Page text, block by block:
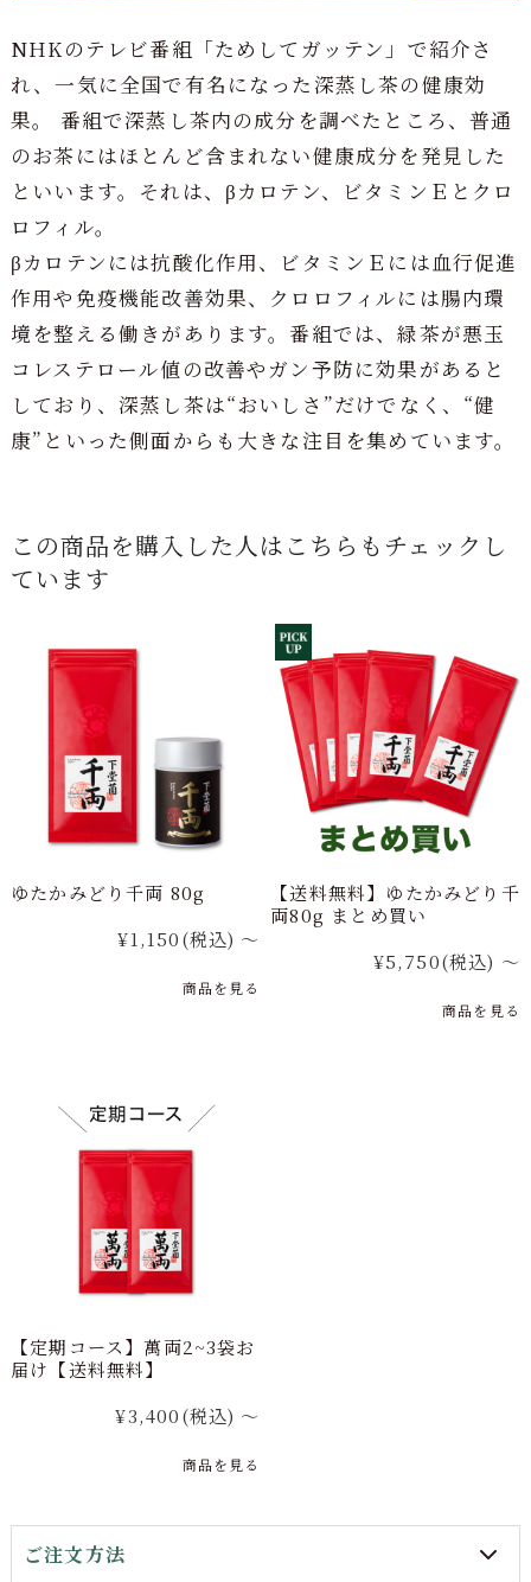
NHKのテレビ番組「ためしてガッテン」で紹介さ
れ、一気に全国で有名になった深蒸し茶の健康効
果。 番組で深蒸し茶内の成分を調べたところ、普通
のお茶にはほとんど含まれない健康成分を発見した
といいます。それは、βカロテン、ビタミンＥとクロ
ロフィル。
βカロテンには抗酸化作用、ビタミンＥには血行促進
作用や免疫機能改善効果、クロロフィルには腸内環
境を整える働きがあります。番組では、緑茶が悪玉
コレステロール値の改善やガン予防に効果があると
しており、深蒸し茶は“おいしさ”だけでなく、“健
康”といった側面からも大きな注目を集めています。
この商品を購入した人はこちらもチェックし
ています
ゆたかみどり千両 80g
¥1,150(税込) ～
商品を見る
【送料無料】ゆたかみどり千
両80g まとめ買い
¥5,750(税込) ～
商品を見る
【定期コース】萬両2~3袋お
届け【送料無料】
¥3,400(税込) ～
商品を見る
ご注文方法